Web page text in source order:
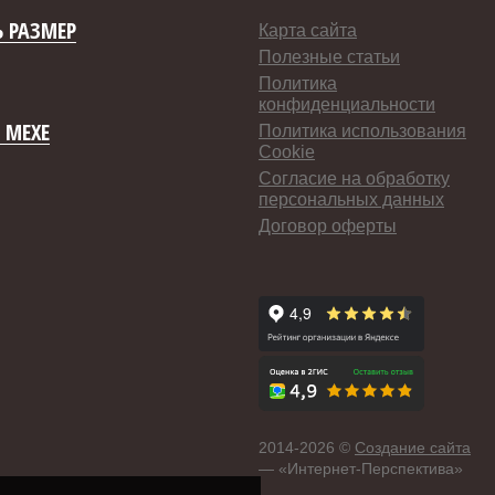
РАЗМЕР
Карта сайта
Полезные статьи
Политика
конфиденциальности
Политика использования
Cookie
Согласие на обработку
персональных данных
Договор оферты
2014-2026 © Создание сайта
— «Интернет-Перспектива»